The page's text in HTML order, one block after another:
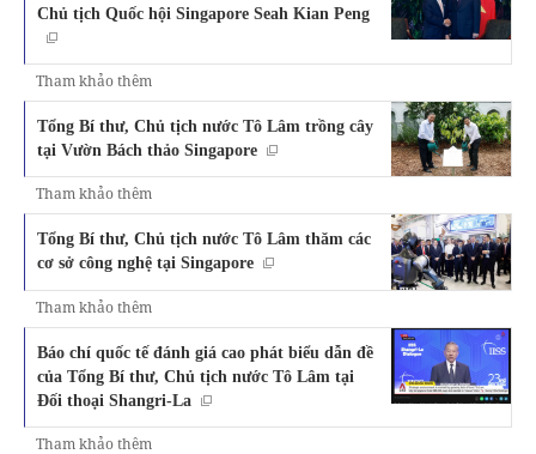
Chủ tịch Quốc hội Singapore Seah Kian Peng
Tham khảo thêm
Tổng Bí thư, Chủ tịch nước Tô Lâm trồng cây
tại Vườn Bách thảo Singapore
Tham khảo thêm
Tổng Bí thư, Chủ tịch nước Tô Lâm thăm các
cơ sở công nghệ tại Singapore
Tham khảo thêm
Báo chí quốc tế đánh giá cao phát biểu dẫn đề
của Tổng Bí thư, Chủ tịch nước Tô Lâm tại
Đối thoại Shangri-La
Tham khảo thêm